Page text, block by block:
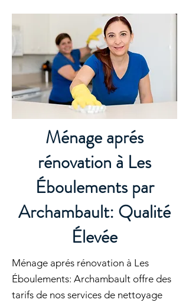
Ménage aprés
rénovation à Les
Éboulements par
Archambault: Qualité
Élevée
Ménage aprés rénovation à Les
Éboulements: Archambault offre des
tarifs de nos services de nettoyage